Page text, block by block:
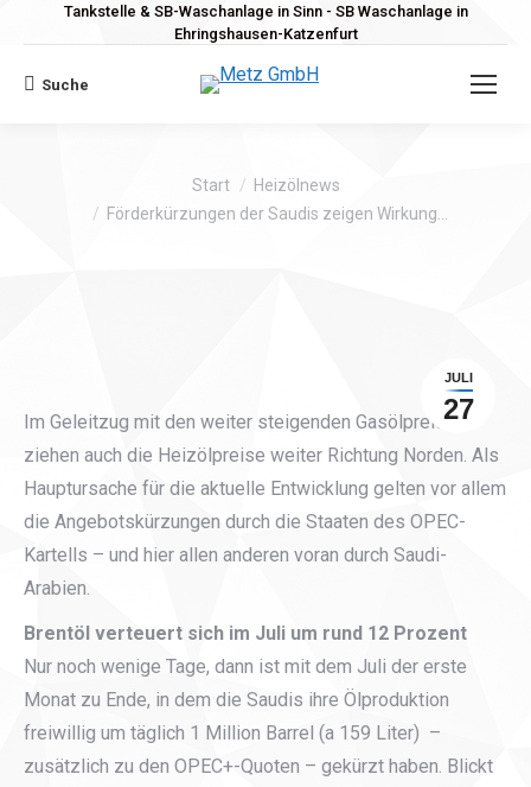
Tankstelle & SB-Waschanlage in Sinn - SB Waschanlage in
Ehringshausen-Katzenfurt
Search:
Suche
Sie befinden sich hier:Start
Heizölnews
Förderkürzungen der Saudis zeigen Wirkung…
JULI
27
Im Geleitzug mit den weiter steigenden Gasölpreisen
ziehen auch die Heizölpreise weiter Richtung Norden. Als
Hauptursache für die aktuelle Entwicklung gelten vor allem
die Angebotskürzungen durch die Staaten des OPEC-
Kartells – und hier allen anderen voran durch Saudi-
Arabien.
Brentöl verteuert sich im Juli um rund 12 Prozent
Nur noch wenige Tage, dann ist mit dem Juli der erste
Monat zu Ende, in dem die Saudis ihre Ölproduktion
freiwillig um täglich 1 Million Barrel (a 159 Liter) –
zusätzlich zu den OPEC+-Quoten – gekürzt haben. Blickt